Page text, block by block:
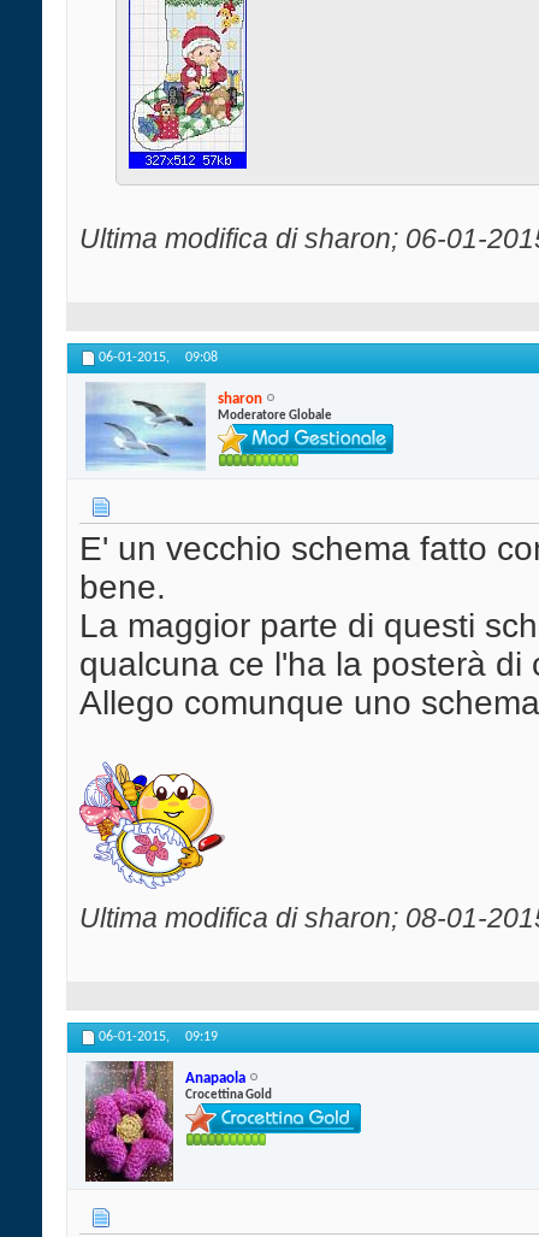
Ultima modifica di sharon; 06-01-
06-01-2015, 09:08
sharon
Moderatore Globale
E' un vecchio schema fatto
bene.
La maggior parte di questi
qualcuna ce l'ha la posterà di
Allego comunque uno
Ultima modifica di sharon; 08-01-
06-01-2015, 09:19
Anapaola
Crocettina Gold